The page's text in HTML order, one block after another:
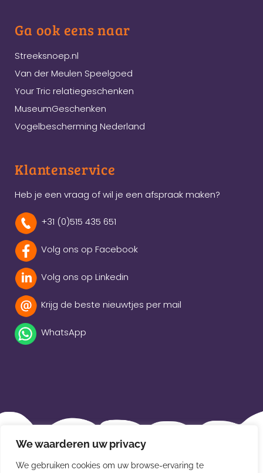
We waarderen uw privacy
We gebruiken cookies om uw browse-ervaring te
Ga ook eens naar
Streeksnoep.nl
Van der Meulen Speelgoed
Your Tric relatiegeschenken
MuseumGeschenken
Vogelbescherming Nederland
Klantenservice
Heb je een vraag of wil je een afspraak maken?
+31 (0)515 435 651
Volg ons op Facebook
Volg ons op Linkedin
Krijg de beste nieuwtjes per mail
WhatsApp
Beleidsverklaring
Privacybeleid